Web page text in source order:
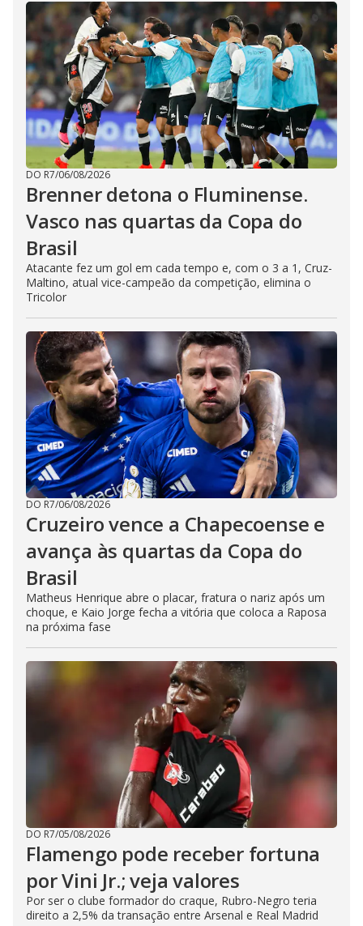
DO R7/06/08/2026
Brenner detona o Fluminense.
Vasco nas quartas da Copa do
Brasil
Atacante fez um gol em cada tempo e, com o 3 a 1, Cruz-
Maltino, atual vice-campeão da competição, elimina o
Tricolor
DO R7/06/08/2026
Cruzeiro vence a Chapecoense e
avança às quartas da Copa do
Brasil
Matheus Henrique abre o placar, fratura o nariz após um
choque, e Kaio Jorge fecha a vitória que coloca a Raposa
na próxima fase
DO R7/05/08/2026
Flamengo pode receber fortuna
por Vini Jr.; veja valores
Por ser o clube formador do craque, Rubro-Negro teria
direito a 2,5% da transação entre Arsenal e Real Madrid